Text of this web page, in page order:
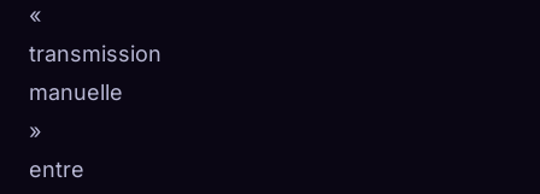
«
transmission
manuelle
»
entre